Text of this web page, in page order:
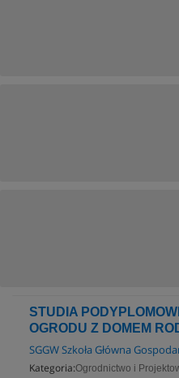
STUDIA
OGRODU Z DOMEM
SGGW Szkoła Główna
Kategoria:Ogrodnictwo i